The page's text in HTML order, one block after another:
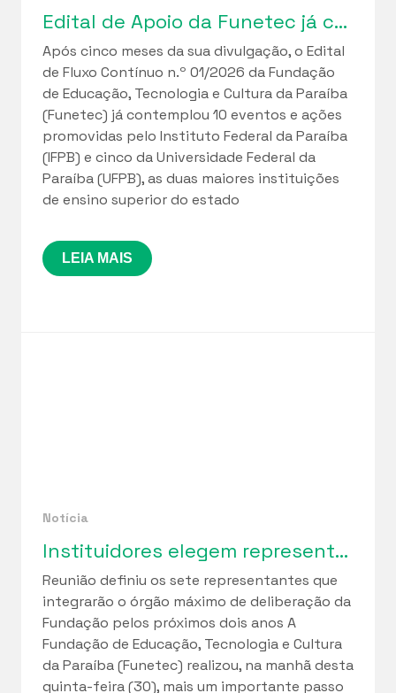
Edital de Apoio da Funetec já contemplou 10 iniciativas do IFPB e 5 da UFPB
Após cinco meses da sua divulgação, o Edital
de Fluxo Contínuo n.º 01/2026 da Fundação
de Educação, Tecnologia e Cultura da Paraíba
(Funetec) já contemplou 10 eventos e ações
promovidas pelo Instituto Federal da Paraíba
(IFPB) e cinco da Universidade Federal da
Paraíba (UFPB), as duas maiores instituições
de ensino superior do estado
LEIA MAIS
Notícia
Instituidores elegem representantes para o Conselho Curador da Funetec em marco de fortalecimento da governança institucional
Reunião definiu os sete representantes que
integrarão o órgão máximo de deliberação da
Fundação pelos próximos dois anos A
Fundação de Educação, Tecnologia e Cultura
da Paraíba (Funetec) realizou, na manhã desta
quinta-feira (30), mais um importante passo